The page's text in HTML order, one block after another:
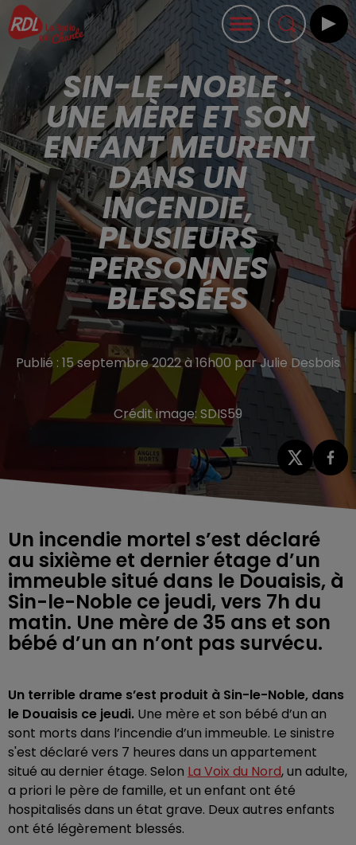
SIN-LE-NOBLE :
UNE MÈRE ET SON
ENFANT MEURENT
DANS UN
INCENDIE,
PLUSIEURS
PERSONNES
BLESSÉES
Publié : 15 septembre 2022 à 16h00 par Julie Desbois
Crédit image: SDIS59
Un incendie mortel s’est déclaré
au sixième et dernier étage d’un
immeuble situé dans le Douaisis, à
Sin-le-Noble ce jeudi, vers 7h du
matin. Une mère de 35 ans et son
bébé d’un an n’ont pas survécu.
Un terrible drame s’est produit à Sin-le-Noble, dans
le Douaisis ce jeudi. Une mère et son bébé d’un an
sont morts dans l’incendie d’un immeuble. Le sinistre
s'est déclaré vers 7 heures dans un appartement
situé au dernier étage. Selon La Voix du Nord, un adulte,
a priori le père de famille, et un enfant ont été
hospitalisés dans un état grave. Deux autres enfants
ont été légèrement blessés.